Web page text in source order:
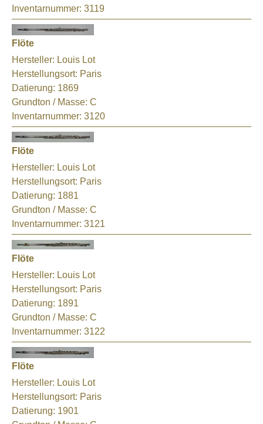
Inventarnummer: 3119
Flöte
Hersteller: Louis Lot
Herstellungsort: Paris
Datierung: 1869
Grundton / Masse: C
Inventarnummer: 3120
Flöte
Hersteller: Louis Lot
Herstellungsort: Paris
Datierung: 1881
Grundton / Masse: C
Inventarnummer: 3121
Flöte
Hersteller: Louis Lot
Herstellungsort: Paris
Datierung: 1891
Grundton / Masse: C
Inventarnummer: 3122
Flöte
Hersteller: Louis Lot
Herstellungsort: Paris
Datierung: 1901